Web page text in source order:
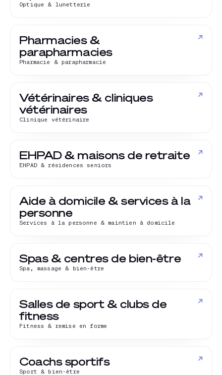
Optique & lunetterie
Pharmacies &
parapharmacies
Pharmacie & parapharmacie
↗
Vétérinaires & cliniques
vétérinaires
Clinique vétérinaire
↗
EHPAD & maisons de retraite
EHPAD & résidences seniors
↗
Aide à domicile & services à la
personne
Services à la personne & maintien à domicile
↗
Spas & centres de bien-être
Spa, massage & bien-être
↗
Salles de sport & clubs de
fitness
Fitness & remise en forme
↗
Coachs sportifs
Sport & bien-être
↗